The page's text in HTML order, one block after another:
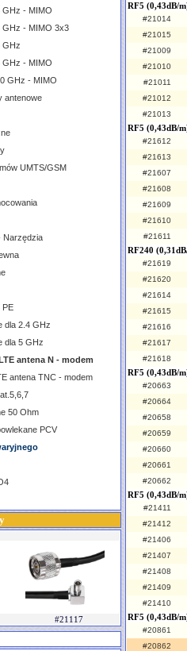
GHz - MIMO
GHz - MIMO 3x3
GHz
GHz - MIMO
GHz - MIMO
antenowe
UMTS/GSM
Narzędzia
PE
dla 2.4 GHz
dla 5 GHz
antena N - modem
antena TNC - modem
50 Ohm
PCV
#21117
RF5 (0,43dB/
#21014
#21015
#21009
#21010
#21011
#21012
#21013
RF5 (0,43dB/
#21612
#21613
#21607
#21608
#21609
#21610
#21611
RF240
#21619
#21620
#21614
#21615
#21616
#21617
#21618
RF5 (0,43dB/
#20663
#20664
#20658
#20659
#20660
#20661
#20662
RF5 (0,43dB/
#21411
#21412
#21406
#21407
#21408
#21409
#21410
RF5 (0,43dB/
#20861
#20862